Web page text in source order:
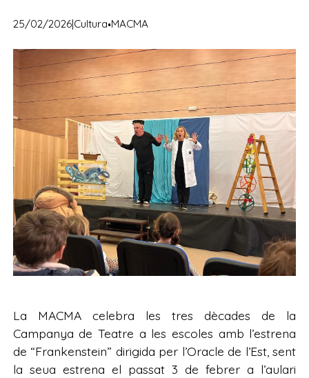
25/02/2026|Cultura·MACMA
La MACMA celebra les tres dècades de la
Campanya de Teatre a les escoles amb l’estrena
de “Frankenstein” dirigida per l’Oracle de l’Est, sent
la seua estrena el passat 3 de febrer a l’aulari